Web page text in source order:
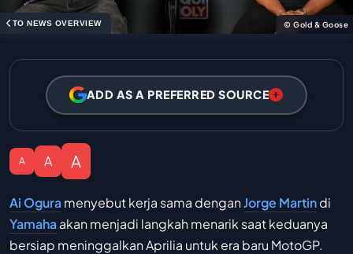
TO NEWS OVERVIEW © Gold & Goose
ADD AS A PREFERRED SOURCE
A A A
Ai Oguramenyebut kerja sama denganJorge Martindi
Yamahaakan menjadi langkah menarik saat keduanya
bersiap meninggalkan Aprilia untuk era baru MotoGP.